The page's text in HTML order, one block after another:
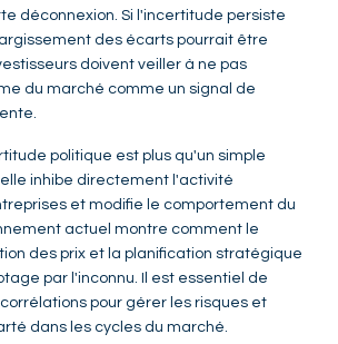
déconnexion. Si l'incertitude persiste
des écarts pourrait être
doivent veiller à ne pas
du marché comme un signal de
politique est plus qu'un simple
inhibe directement l'activité
et modifie le comportement du
actuel montre comment le
des prix et la planification stratégique
par l'inconnu. Il est essentiel de
pour gérer les risques et
dans les cycles du marché.